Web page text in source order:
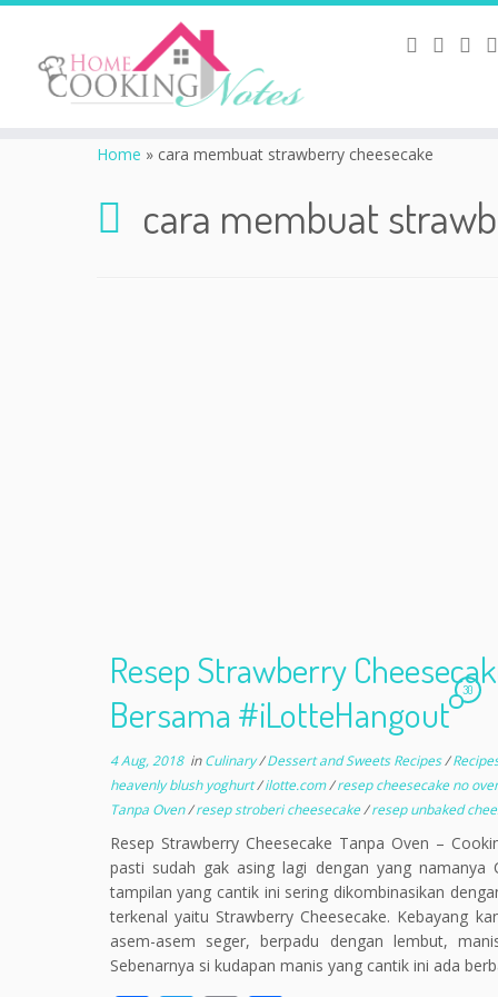
Home » cara membuat strawberry cheesecake
cara membuat
Resep Strawberry
Bersama #iLotteHangout
30
4 Aug, 2018inCulinary/Dessert and Sweets Recipes/
heavenly blush yoghurt/ilotte.com/resep cheesecake no
Tanpa Oven/resep stroberi cheesecake/resep unbaked
Resep Strawberry Cheesecake Tanpa Oven –
pasti sudah gak asing lagi dengan yang namanya
tampilan yang cantik ini sering dikombinasikan
terkenal yaitu Strawberry Cheesecake. Kebayang
asem-asem seger, berpadu dengan lembut,
Sebenarnya si kudapan manis yang cantik ini ada